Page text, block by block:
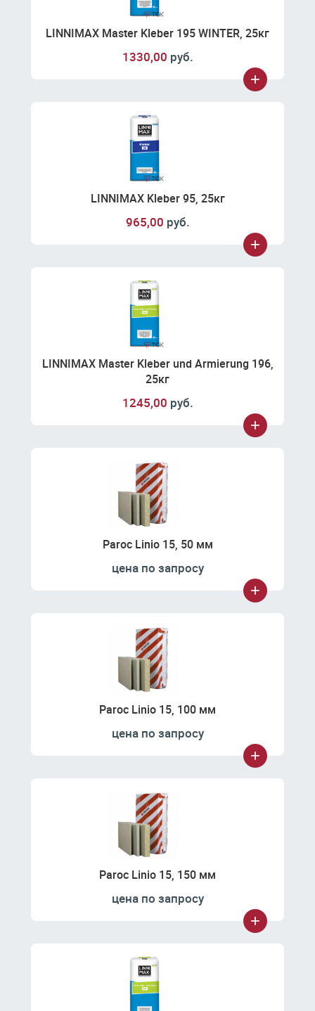
LINNIMAX Master Kleber 195 WINTER, 25кг
1330,00 руб.
LINNIMAX Kleber 95, 25кг
965,00 руб.
LINNIMAX Master Kleber und Armierung 196,
25кг
1245,00 руб.
Paroc Linio 15, 50 мм
цена по запросу
Paroc Linio 15, 100 мм
цена по запросу
Paroc Linio 15, 150 мм
цена по запросу